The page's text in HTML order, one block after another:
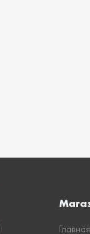
Главная